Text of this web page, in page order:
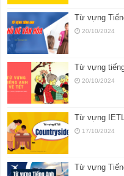
Từ vựng
20/10/2024
Từ vựng
20/10/2024
Từ vựng
17/10/2024
Từ vựng